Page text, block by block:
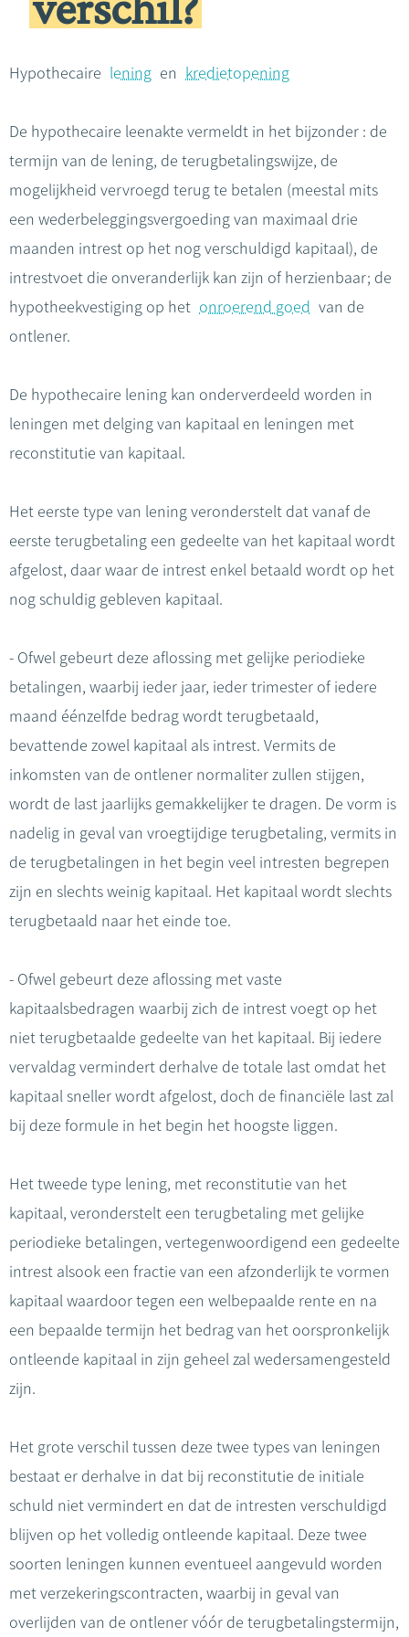
Hypothecaire lening en kredietopening
De hypothecaire leenakte vermeldt in het bijzonder : de
termijn van de lening, de terugbetalingswijze, de
mogelijkheid vervroegd terug te betalen (meestal mits
een wederbeleggingsvergoeding van maximaal drie
maanden intrest op het nog verschuldigd kapitaal), de
intrestvoet die onveranderlijk kan zijn of herzienbaar; de
hypotheekvestiging op het onroerend goed van de
ontlener.
De hypothecaire lening kan onderverdeeld worden in
leningen met delging van kapitaal en leningen met
reconstitutie van kapitaal.
Het eerste type van lening veronderstelt dat vanaf de
eerste terugbetaling een gedeelte van het kapitaal wordt
afgelost, daar waar de intrest enkel betaald wordt op het
nog schuldig gebleven kapitaal.
- Ofwel gebeurt deze aflossing met gelijke periodieke
betalingen, waarbij ieder jaar, ieder trimester of iedere
maand éénzelfde bedrag wordt terugbetaald,
bevattende zowel kapitaal als intrest. Vermits de
inkomsten van de ontlener normaliter zullen stijgen,
wordt de last jaarlijks gemakkelijker te dragen. De vorm is
nadelig in geval van vroegtijdige terugbetaling, vermits in
de terugbetalingen in het begin veel intresten begrepen
zijn en slechts weinig kapitaal. Het kapitaal wordt slechts
terugbetaald naar het einde toe.
- Ofwel gebeurt deze aflossing met vaste
kapitaalsbedragen waarbij zich de intrest voegt op het
niet terugbetaalde gedeelte van het kapitaal. Bij iedere
vervaldag vermindert derhalve de totale last omdat het
kapitaal sneller wordt afgelost, doch de financiële last zal
bij deze formule in het begin het hoogste liggen.
Het tweede type lening, met reconstitutie van het
kapitaal, veronderstelt een terugbetaling met gelijke
periodieke betalingen, vertegenwoordigend een gedeelte
intrest alsook een fractie van een afzonderlijk te vormen
kapitaal waardoor tegen een welbepaalde rente en na
een bepaalde termijn het bedrag van het oorspronkelijk
ontleende kapitaal in zijn geheel zal wedersamengesteld
zijn.
Het grote verschil tussen deze twee types van leningen
bestaat er derhalve in dat bij reconstitutie de initiale
schuld niet vermindert en dat de intresten verschuldigd
blijven op het volledig ontleende kapitaal. Deze twee
soorten leningen kunnen eventueel aangevuld worden
met verzekeringscontracten, waarbij in geval van
overlijden van de ontlener vóór de terugbetalingstermijn,